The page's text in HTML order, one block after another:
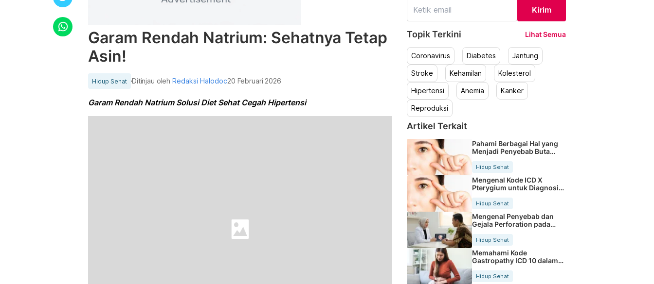
Garam Rendah Natrium: Sehatnya Tetap
Asin!
Hidup Sehat Ditinjau olehRedaksi Halodoc20 Februari 2026
Garam Rendah Natrium Solusi Diet Sehat Cegah Hipertensi
Kirim
Topik Terkini Lihat Semua
Coronavirus Diabetes Jantung
Stroke Kehamilan Kolesterol
Hipertensi Anemia Kanker
Reproduksi
Artikel Terkait
Pahami Berbagai Hal yang
Menjadi Penyebab Buta
Hidup Sehat
Mengenal Kode ICD X
Pterygium untuk Diagnosis
Hidup Sehat
Mengenal Penyebab dan
Gejala Perforation pada
Tubuh
Hidup Sehat
Memahami Kode
Gastropathy ICD 10 dalam
Rekam Medis Pasien
Hidup Sehat